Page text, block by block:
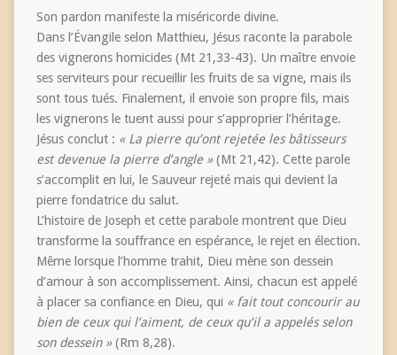
Son pardon manifeste la miséricorde divine.
Dans l’Évangile selon Matthieu, Jésus raconte la parabole
des vignerons homicides (Mt 21,33-43). Un maître envoie
ses serviteurs pour recueillir les fruits de sa vigne, mais ils
sont tous tués. Finalement, il envoie son propre fils, mais
les vignerons le tuent aussi pour s’approprier l’héritage.
Jésus conclut : « La pierre qu’ont rejetée les bâtisseurs
est devenue la pierre d’angle »(Mt 21,42). Cette parole
s’accomplit en lui, le Sauveur rejeté mais qui devient la
pierre fondatrice du salut.
L’histoire de Joseph et cette parabole montrent que Dieu
transforme la souffrance en espérance, le rejet en élection.
Même lorsque l’homme trahit, Dieu mène son dessein
d’amour à son accomplissement. Ainsi, chacun est appelé
à placer sa confiance en Dieu, qui « fait tout concourir au
bien de ceux qui l’aiment, de ceux qu’il a appelés selon
son dessein »(Rm 8,28).